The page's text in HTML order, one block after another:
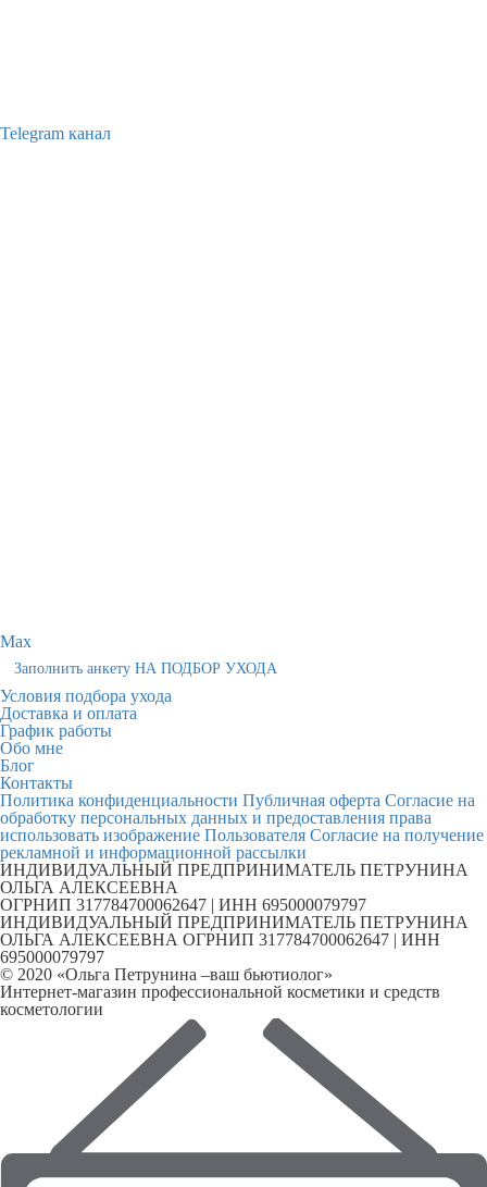
Telegram канал
Max
Заполнить анкету НА ПОДБОР УХОДА
Условия подбора ухода
Доставка и оплата
График работы
Обо мне
Блог
Контакты
Политика конфиденциальности Публичная оферта Согласие на
обработку персональных данных и предоставления права
использовать изображение Пользователя Согласие на получение
рекламной и информационной рассылки
ИНДИВИДУАЛЬНЫЙ ПРЕДПРИНИМАТЕЛЬ ПЕТРУНИНА
ОЛЬГА АЛЕКСЕЕВНА
ОГРНИП 317784700062647 | ИНН 695000079797
ИНДИВИДУАЛЬНЫЙ ПРЕДПРИНИМАТЕЛЬ ПЕТРУНИНА
ОЛЬГА АЛЕКСЕЕВНА ОГРНИП 317784700062647 | ИНН
695000079797
© 2020 «Ольга Петрунина –ваш бьютиолог»
Интернет-магазин профессиональной косметики и средств
косметологии